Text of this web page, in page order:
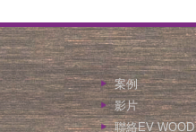
案例
影片
聯絡EV WOOD